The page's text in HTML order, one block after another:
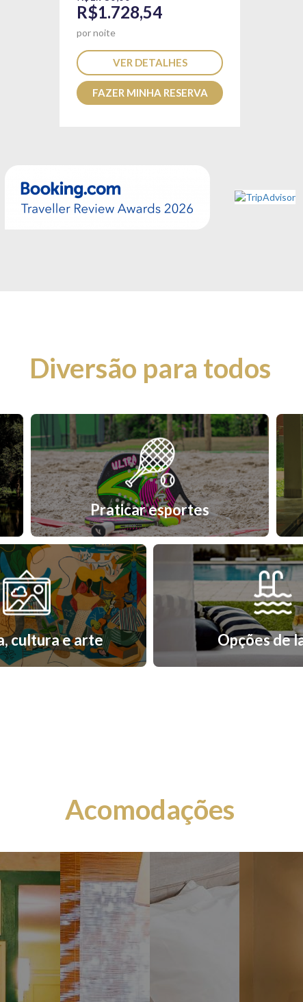
R$1.728,54
por noite
VER DETALHES
FAZER MINHA RESERVA
Diversão para todos
Praticar esportes
cultura e arte Opções de
Acomodações